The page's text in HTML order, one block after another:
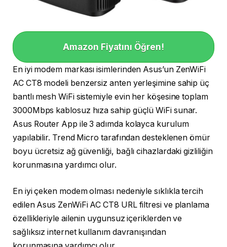
Amazon Fiyatını Öğren!
En iyi modem markası isimlerinden Asus’un ZenWiFi
AC CT8 modeli benzersiz anten yerleşimine sahip üç
bantlı mesh WiFi sistemiyle evin her köşesine toplam
3000Mbps kablosuz hıza sahip güçlü WiFi sunar.
Asus Router App ile 3 adımda kolayca kurulum
yapılabilir. Trend Micro tarafından desteklenen ömür
boyu ücretsiz ağ güvenliği, bağlı cihazlardaki gizliliğin
korunmasına yardımcı olur.
En iyi çeken modem olması nedeniyle sıklıkla tercih
edilen Asus ZenWiFi AC CT8 URL filtresi ve planlama
özellikleriyle ailenin uygunsuz içeriklerden ve
sağlıksız internet kullanım davranışından